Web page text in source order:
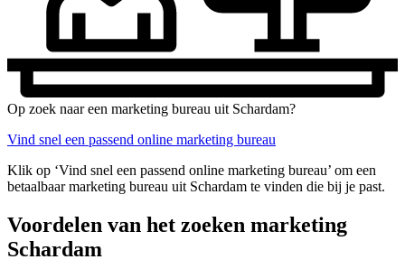
Op zoek naar een marketing bureau uit Schardam?
Vind snel een passend online marketing bureau
Klik op ‘Vind snel een passend online marketing bureau’ om een
betaalbaar marketing bureau uit Schardam te vinden die bij je past.
Voordelen van het zoeken marketing
Schardam